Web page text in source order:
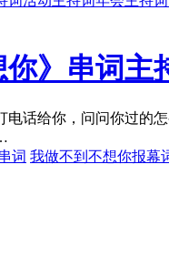
》串词主
话给你，问问你过的
词 我做不到不想你报幕